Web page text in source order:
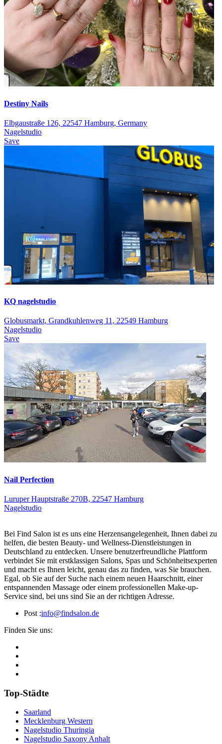
Destiny Nails
Elbgaustraße 126, 22547 Hamburg, Germany
Nagelstudio
Save
KQ nagelstudio
Globusmarkt, Grandkuhlenweg 11, 22549 Hamburg
Nagelstudio
Save
Nail Perfection
Luruper Hauptstraße 270B, 22547 Hamburg
Nagelstudio
Bei Find Salon ist es uns eine Herzensangelegenheit, Ihnen dabei zu
helfen, die besten Beauty- und Wellness-Dienstleistungen in
Deutschland zu entdecken. Unsere benutzerfreundliche Plattform
verbindet Sie mit erstklassigen Salons, Spas und Schönheitsexperten
und macht es Ihnen leicht, genau das zu finden, was Sie brauchen.
Egal, ob Sie auf der Suche nach einem neuen Haarschnitt, einer
entspannenden Massage oder einem professionellen Make-up-
Service sind, bei uns sind Sie an der richtigen Adresse.
Post :info@findsalon.de
Finden Sie uns:
Top-Städte
Saarland
Mecklenburg Western
Nagelstudio Thuringia
Nagelstudio Saxony Anhalt